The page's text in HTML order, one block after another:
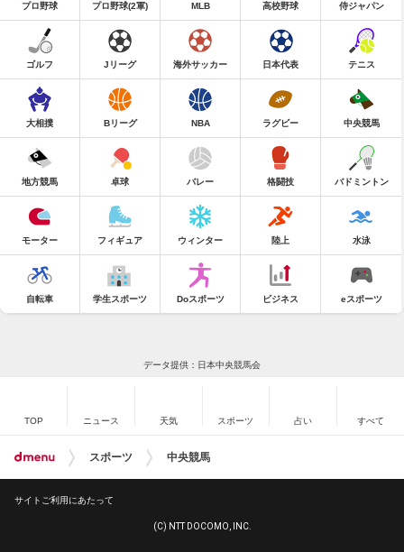
プロ野球 プロ野球(2軍) MLB 高校野球 侍ジャパン
ゴルフ Jリーグ 海外サッカー 日本代表 テニス
大相撲 Bリーグ NBA ラグビー 中央競馬
地方競馬 卓球 バレー 格闘技 バドミントン
モーター フィギュア ウィンター 陸上 水泳
自転車 学生スポーツ Doスポーツ ビジネス eスポーツ
データ提供：日本中央競馬会
TOP ニュース 天気 スポーツ 占い すべて
スポーツ 中央競馬
サイトご利用にあたって
(C) NTT DOCOMO, INC.